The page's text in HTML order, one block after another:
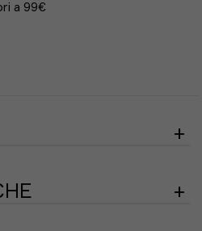
a 99€
Pro lavorano insieme
efficienza in una struttura